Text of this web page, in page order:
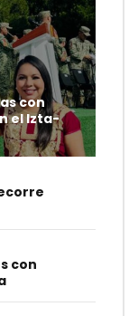
con
el Izta-
con